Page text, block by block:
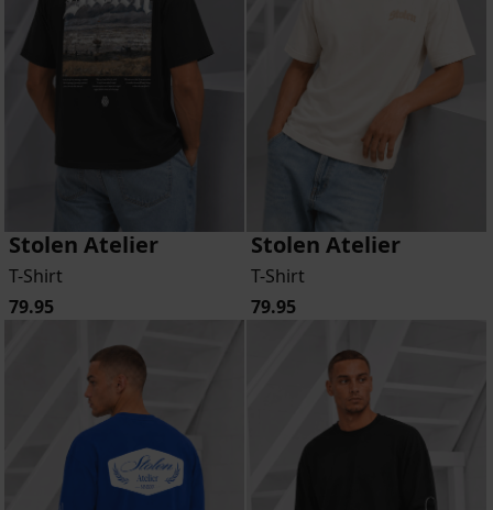
Stolen Atelier
T-Shirt
79.95
Stolen Atelier
T-Shirt
79.95